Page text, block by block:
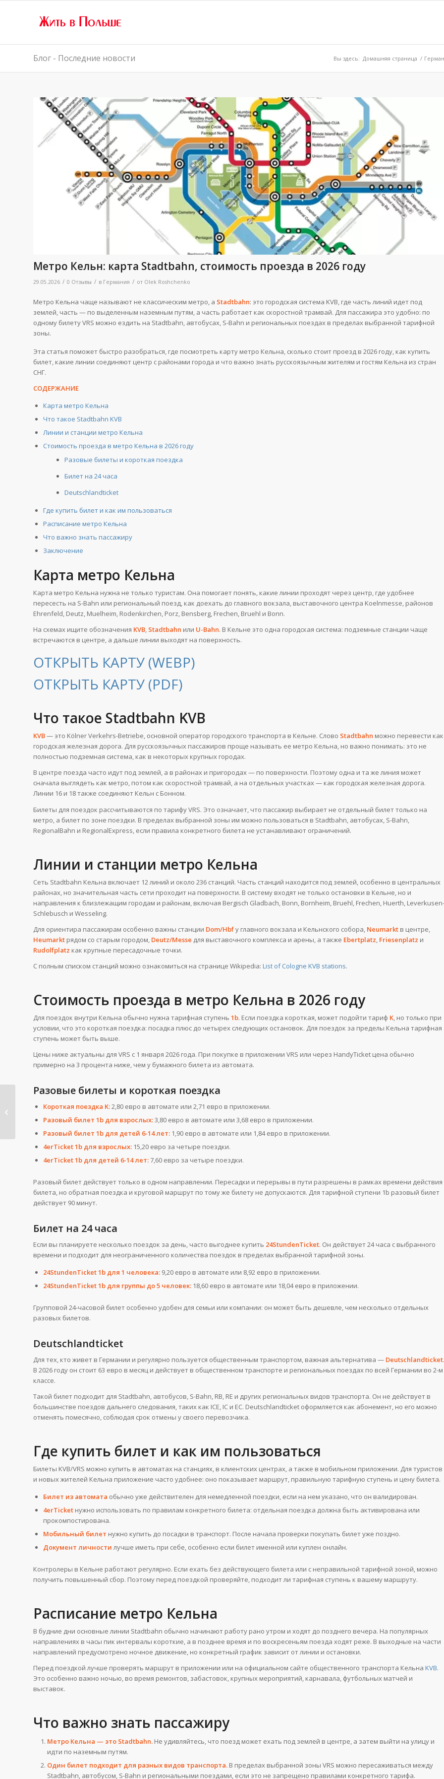
Блог - Последние новости Вы здесь: Домашняя страница /
Метро Кельн: карта Stadtbahn, стоимость проезда в 2026 году
29.05.2026 / 0 Отзывы / в Германия / от Olek Roshchenko
Метро Кельна чаще называют не классическим метро, а Stadtbahn: это городская система KVB, где часть линий идет под
землей, часть — по выделенным наземным путям, а часть работает как скоростной трамвай. Для пассажира это удобно: по
одному билету VRS можно ездить на Stadtbahn, автобусах, S-Bahn и региональных поездах в пределах выбранной тарифной
зоны.
Эта статья поможет быстро разобраться, где посмотреть карту метро Кельна, сколько стоит проезд в 2026 году, как купить
билет, какие линии соединяют центр с районами города и что важно знать русскоязычным жителям и гостям Кельна из стран
СНГ.
СОДЕРЖАНИЕ
Карта метро Кельна
Что такое Stadtbahn KVB
Линии и станции метро Кельна
Стоимость проезда в метро Кельна в 2026 году
Разовые билеты и короткая поездка
Билет на 24 часа
Deutschlandticket
Где купить билет и как им пользоваться
Расписание метро Кельна
Что важно знать пассажиру
Заключение
Карта метро Кельна
Карта метро Кельна нужна не только туристам. Она помогает понять, какие линии проходят через центр, где удобнее
пересесть на S-Bahn или региональный поезд, как доехать до главного вокзала, выставочного центра Koelnmesse, районов
Ehrenfeld, Deutz, Muelheim, Rodenkirchen, Porz, Bensberg, Frechen, Bruehl и Bonn.
На схемах ищите обозначения KVB, Stadtbahn или U-Bahn. В Кельне это одна городская система: подземные станции чаще
встречаются в центре, а дальше линии выходят на поверхность.
ОТКРЫТЬ КАРТУ (WEBP)
ОТКРЫТЬ КАРТУ (PDF)
Что такое Stadtbahn KVB
KVB— это Kölner Verkehrs-Betriebe, основной оператор городского транспорта в Кельне. Слово Stadtbahn можно перевести как
городская железная дорога. Для русскоязычных пассажиров проще называть ее метро Кельна, но важно понимать: это не
полностью подземная система, как в некоторых крупных городах.
В центре поезда часто идут под землей, а в районах и пригородах — по поверхности. Поэтому одна и та же линия может
сначала выглядеть как метро, потом как скоростной трамвай, а на отдельных участках — как городская железная дорога.
Линии 16 и 18 также соединяют Кельн с Бонном.
Билеты для поездок рассчитываются по тарифу VRS. Это означает, что пассажир выбирает не отдельный билет только на
метро, а билет по зоне поездки. В пределах выбранной зоны им можно пользоваться в Stadtbahn, автобусах, S-Bahn,
RegionalBahn и RegionalExpress, если правила конкретного билета не устанавливают ограничений.
Линии и станции метро Кельна
Сеть Stadtbahn Кельна включает 12 линий и около 236 станций. Часть станций находится под землей, особенно в центральных
районах, но значительная часть сети проходит на поверхности. В систему входят не только остановки в Кельне, но и
направления к близлежащим городам и районам, включая Bergisch Gladbach, Bonn, Bornheim, Bruehl, Frechen, Huerth, Leverkusen-
Schlebusch и Wesseling.
Для ориентира пассажирам особенно важны станции Dom/Hbfу главного вокзала и Кельнского собора, Neumarkt в центре,
Heumarkt рядом со старым городом, Deutz/Messe для выставочного комплекса и арены, а также Ebertplatz, Friesenplatz и
Rudolfplatz как крупные пересадочные точки.
С полным списком станций можно ознакомиться на странице Wikipedia: List of Cologne KVB stations.
Стоимость проезда в метро Кельна в 2026 году
Для поездок внутри Кельна обычно нужна тарифная ступень 1b. Если поездка короткая, может подойти тариф K, но только при
условии, что это короткая поездка: посадка плюс до четырех следующих остановок. Для поездок за пределы Кельна тарифная
ступень может быть выше.
Цены ниже актуальны для VRS с 1 января 2026 года. При покупке в приложении VRS или через HandyTicket цена обычно
примерно на 3 процента ниже, чем у бумажного билета из автомата.
Разовые билеты и короткая поездка
Короткая поездка K:2,80 евро в автомате или 2,71 евро в приложении.
Разовый билет 1b для взрослых:3,80 евро в автомате или 3,68 евро в приложении.
Разовый билет 1b для детей 6-14 лет: 1,90 евро в автомате или 1,84 евро в приложении.
4erTicket 1b для взрослых: 15,20 евро за четыре поездки.
4erTicket 1b для детей 6-14 лет:7,60 евро за четыре поездки.
Разовый билет действует только в одном направлении. Пересадки и перерывы в пути разрешены в рамках времени действия
билета, но обратная поездка и круговой маршрут по тому же билету не допускаются. Для тарифной ступени 1b разовый билет
действует 90 минут.
Билет на 24 часа
Если вы планируете несколько поездок за день, часто выгоднее купить 24StundenTicket. Он действует 24 часа с выбранного
времени и подходит для неограниченного количества поездок в пределах выбранной тарифной зоны.
24StundenTicket 1b для 1 человека: 9,20 евро в автомате или 8,92 евро в приложении.
24StundenTicket 1b для группы до 5 человек: 18,60 евро в автомате или 18,04 евро в приложении.
Групповой 24-часовой билет особенно удобен для семьи или компании: он может быть дешевле, чем несколько отдельных
разовых билетов.
Deutschlandticket
Для тех, кто живет в Германии и регулярно пользуется общественным транспортом, важная альтернатива — Deutschlandticket.
В 2026 году он стоит 63 евро в месяц и действует в общественном транспорте и региональных поездах по всей Германии во 2-м
классе.
Такой билет подходит для Stadtbahn, автобусов, S-Bahn, RB, RE и других региональных видов транспорта. Он не действует в
большинстве поездов дальнего следования, таких как ICE, IC и EC. Deutschlandticket оформляется как абонемент, но его можно
отменять помесячно, соблюдая срок отмены у своего перевозчика.
Где купить билет и как им пользоваться
Билеты KVB/VRS можно купить в автоматах на станциях, в клиентских центрах, а также в мобильном приложении. Для туристов
и новых жителей Кельна приложение часто удобнее: оно показывает маршрут, правильную тарифную ступень и цену билета.
Билет из автомата обычно уже действителен для немедленной поездки, если на нем указано, что он валидирован.
4erTicket нужно использовать по правилам конкретного билета: отдельная поездка должна быть активирована или
прокомпостирована.
Мобильный билет нужно купить до посадки в транспорт. После начала проверки покупать билет уже поздно.
Документ личностилучше иметь при себе, особенно если билет именной или куплен онлайн.
Контролеры в Кельне работают регулярно. Если ехать без действующего билета или с неправильной тарифной зоной, можно
получить повышенный сбор. Поэтому перед поездкой проверяйте, подходит ли тарифная ступень к вашему маршруту.
Расписание метро Кельна
В будние дни основные линии Stadtbahn обычно начинают работу рано утром и ходят до позднего вечера. На популярных
направлениях в часы пик интервалы короткие, а в позднее время и по воскресеньям поезда ходят реже. В выходные на части
направлений предусмотрено ночное движение, но конкретный график зависит от линии и остановки.
Перед поездкой лучше проверять маршрут в приложении или на официальном сайте общественного транспорта Кельна KVB.
Это особенно важно ночью, во время ремонтов, забастовок, крупных мероприятий, карнавала, футбольных матчей и
выставок.
Что важно знать пассажиру
Метро Кельна — это Stadtbahn. Не удивляйтесь, что поезд может ехать под землей в центре, а затем выйти на улицу и
идти по наземным путям.
Один билет подходит для разных видов транспорта. В пределах выбранной зоны VRS можно пересаживаться между
Stadtbahn, автобусом, S-Bahn и региональными поездами, если это не запрещено правилами конкретного тарифа.
помощь в Германии
для украин...